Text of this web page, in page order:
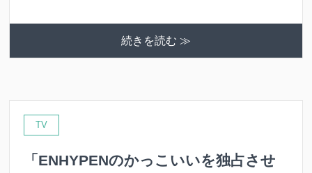
続きを読む ≫
TV
「ENHYPENのかっこいいを独占させ